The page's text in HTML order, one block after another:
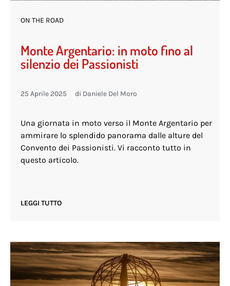
ON THE ROAD
Monte Argentario: in moto fino al
silenzio dei Passionisti
25 Aprile 2025 di Daniele Del Moro
Una giornata in moto verso il Monte Argentario per
ammirare lo splendido panorama dalle alture del
Convento dei Passionisti. Vi racconto tutto in
questo articolo.
LEGGI TUTTO